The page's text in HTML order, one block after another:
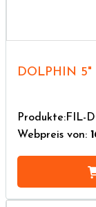
DOLPHIN 5"
Produkte:FIL-
Webpreis von: